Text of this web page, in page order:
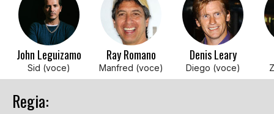
John Leguizamo
Sid (voce)
Ray Romano
Manfred (voce)
Denis Leary
Diego (voce)
Regia: